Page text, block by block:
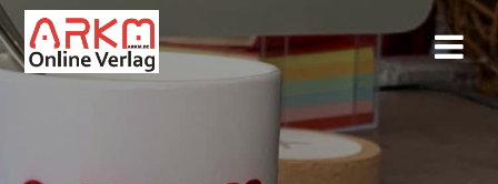
Inhalt
springen